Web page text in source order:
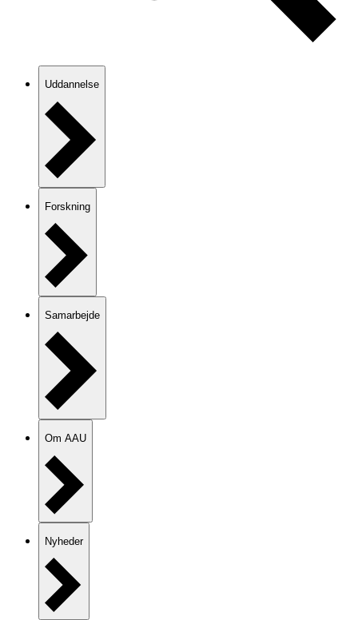
Uddannelse
Forskning
Samarbejde
Om AAU
Nyheder